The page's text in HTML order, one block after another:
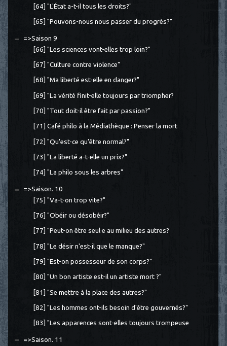
[64] "L'État a-t-il tous les droits?"
[65] "Pouvons-nous nous passer du progrès?"
=>Saison 9
[66] "Les sciences vont-elles trop loin?"
[67] "Culture contre violence"
[68] "Ma liberté est-elle en danger?"
[69] "La vérité finit-elle toujours par triompher?
[70] "Tout doit-il être fait par passion?"
[71] Café philo à la Médiathèque : Penser la mort
[72] "Qu'est-ce qu'être normal?"
[73] "La liberté a-t-elle un prix?"
[74] "La philo sous les arbres"
=>Saison. 10
[75] "Va-t-on trop vite?"
[76] "Obéir ou désobéir?"
[77] "Peut-on être seul·e au milieu des autres?
[78] "Le désir n'est-il que le manque?"
[79] "Est-on possesseur de son corps?"
[80] "Un bon artiste est-il un artiste mort ?"
[81] "Se mettre à la place des autres?"
[82] "Les hommes ont-ils besoin d'être gouvernés?"
[83] "Les apparences sont-elles toujours trompeuse
=>Saison. 11